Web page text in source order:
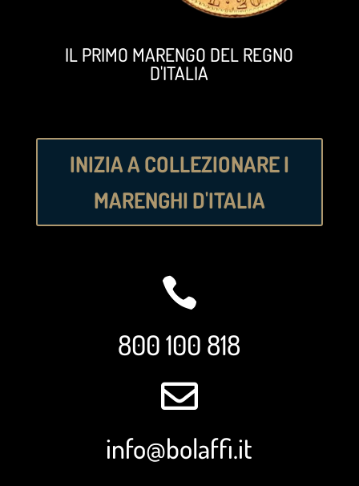
IL PRIMO MARENGO DEL REGNO
D'ITALIA
INIZIA A COLLEZIONARE I
MARENGHI D'ITALIA

800 100 818

info@bolaffi.it